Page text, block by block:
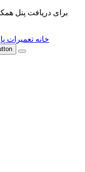
برای دریافت پنل